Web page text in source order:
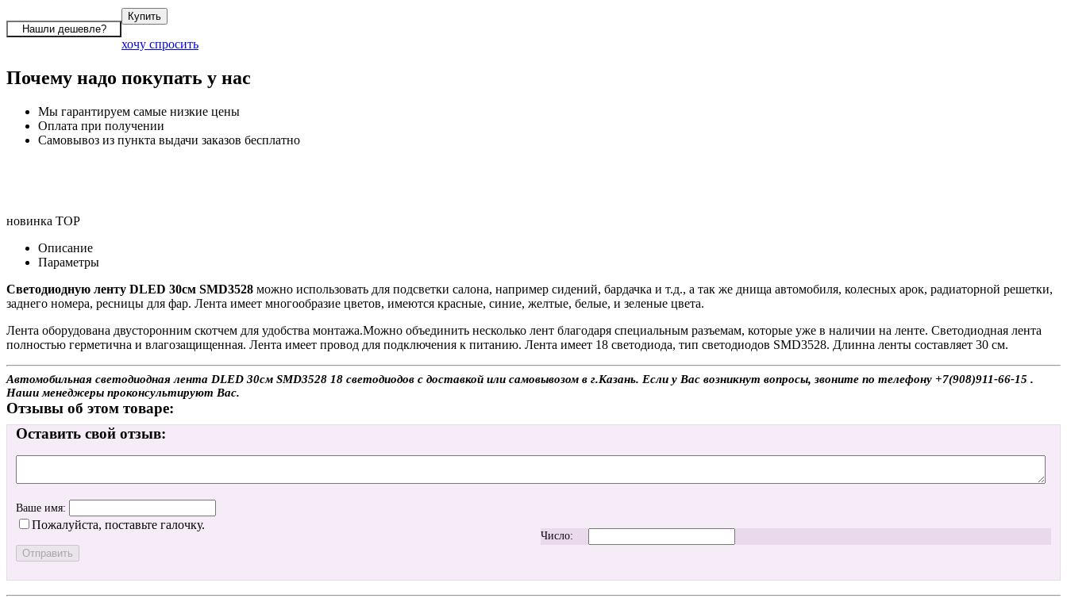
хочу спросить
Почему надо покупать у нас
Мы гарантируем самые низкие цены
Оплата при получении
Самовывоз из пункта выдачи заказов бесплатно
новинка TOP
Описание
Параметры
Светодиодную ленту DLED 30см SMD3528 можно использовать для подсветки салона, например сидений, бардачка и т.д., а так же днища автомобиля, колесных арок, радиаторной решетки,
заднего номера, ресницы для фар. Лента имеет многообразие цветов, имеются красные, синие, желтые, белые, и зеленые цвета.
Лента оборудована двусторонним скотчем для удобства монтажа.Можно объединить несколько лент благодаря специальным разъемам, которые уже в наличии на ленте. Светодиодная лента
полностью герметична и влагозащищенная. Лента имеет провод для подключения к питанию. Лента имеет 18 светодиода, тип светодиодов SMD3528. Длинна ленты составляет 30 см.
Автомобильная светодиодная лента DLED 30см SMD3528 18 светодиодов с доставкой или самовывозом в г.Казань. Если у Вас возникнут вопросы, звоните по телефону +7(908)911-66-15 .
Наши менеджеры проконсультируют Вас.
Отзывы об этом товаре:
Оставить свой отзыв:
Ваше имя:
Пожалуйста, поставьте галочку.
Число: